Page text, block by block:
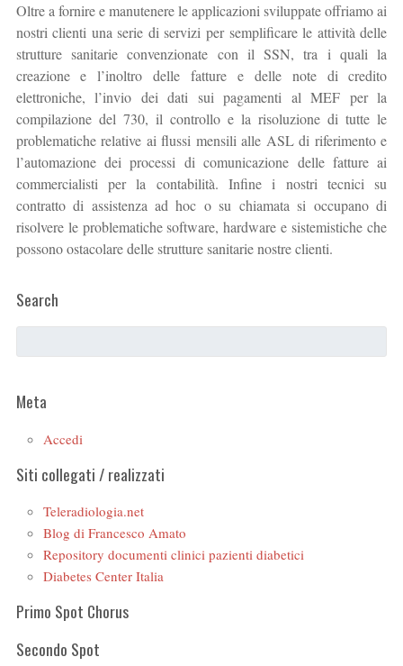
Oltre a fornire e manutenere le applicazioni sviluppate offriamo ai
nostri clienti una serie di servizi per semplificare le attività delle
strutture sanitarie convenzionate con il SSN, tra i quali la
creazione e l’inoltro delle fatture e delle note di credito
elettroniche, l’invio dei dati sui pagamenti al MEF per la
compilazione del 730, il controllo e la risoluzione di tutte le
problematiche relative ai flussi mensili alle ASL di riferimento e
l’automazione dei processi di comunicazione delle fatture ai
commercialisti per la contabilità. Infine i nostri tecnici su
contratto di assistenza ad hoc o su chiamata si occupano di
risolvere le problematiche software, hardware e sistemistiche che
possono ostacolare delle strutture sanitarie nostre clienti.
Search
Meta
Accedi
Siti collegati / realizzati
Teleradiologia.net
Blog di Francesco Amato
Repository documenti clinici pazienti diabetici
Diabetes Center Italia
Primo Spot Chorus
Secondo Spot